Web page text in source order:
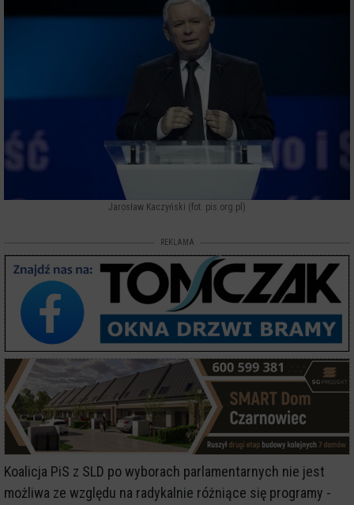
Jarosław Kaczyński (fot. pis.org.pl)
REKLAMA
Koalicja PiS z SLD po wyborach parlamentarnych nie jest
możliwa ze względu na radykalnie różniące się programy -